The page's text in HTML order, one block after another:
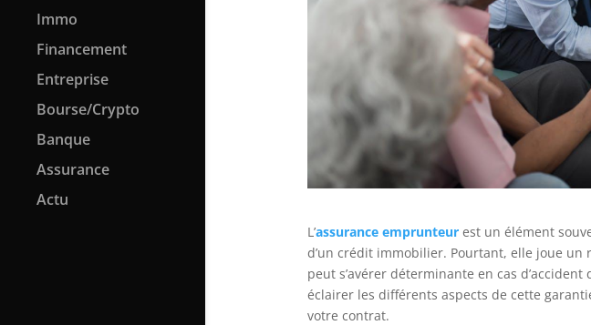
Immo
Financement
Entreprise
Bourse/Crypto
Banque
Assurance
Actu
L’assurance emprunteurest un élément
d’un crédit immobilier. Pourtant, elle joue
peut s’avérer déterminante en cas
éclairer les différents aspects de cette
votre contrat.